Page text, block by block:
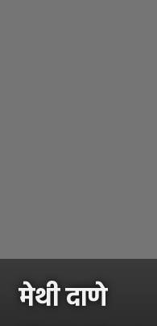
मेथी दाणे